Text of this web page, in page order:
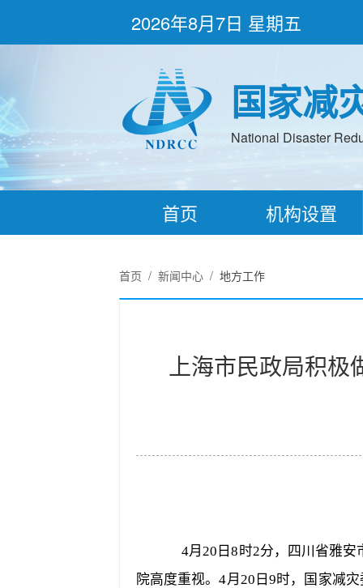
2026年8月7日 星期五
国家减
National Disaster
首页 机构设置
首页 / 新闻中心/ 地方工作
上海市民政局积极
4月20日8时2分，四川省雅安
院高度重视。4月20日9时，国家减